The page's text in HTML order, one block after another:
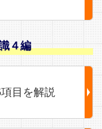
４編
目を解説